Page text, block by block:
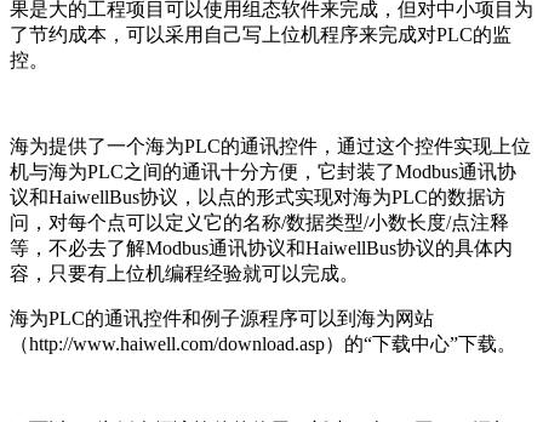
果是大的工程项目可以使用组态软件来完成，但对中小项目为
了节约成本，可以采用自己写上位机程序来完成对PLC的监
控。
海为提供了一个海为PLC的通讯控件，通过这个控件实现上位
机与海为PLC之间的通讯十分方便，它封装了Modbus通讯协
议和HaiwellBus协议，以点的形式实现对海为PLC的数据访
问，对每个点可以定义它的名称/数据类型/小数长度/点注释
等，不必去了解Modbus通讯协议和HaiwellBus协议的具体内
容，只要有上位机编程经验就可以完成。
海为PLC的通讯控件和例子源程序可以到海为网站
（http://www.haiwell.com/download.asp）的“下载中心”下载。